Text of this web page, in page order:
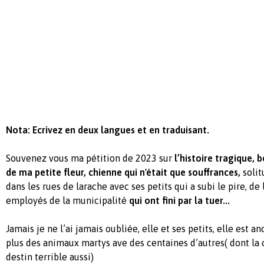
Nota: Ecrivez en deux langues et en traduisant.
Souvenez vous ma pétition de 2023 sur l’histoire tragique,
de ma petite fleur, chienne qui n'était que souffrances,
dans les rues de larache avec ses petits qui a subi le pire,
employés de la municipalité qui ont fini par la tuer...
Jamais je ne l’ai jamais oubliée, elle et ses petits, elle est
plus des animaux martys ave des centaines d’autres( dont
destin terrible aussi)